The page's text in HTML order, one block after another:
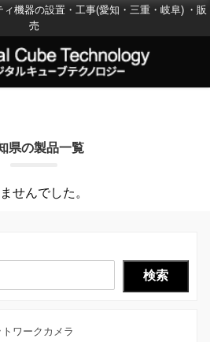
機器の設置・工事(愛知・三重・岐阜) ・販
売
県の製品一覧
せんでした。
検索
ワークカメラ